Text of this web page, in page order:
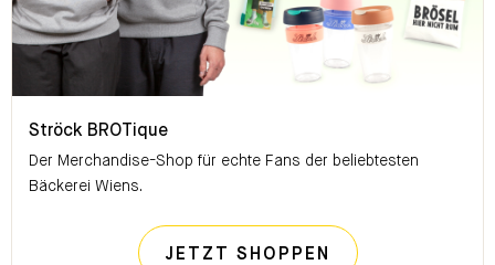
Ströck BROTique
Der Merchandise-Shop für echte Fans der beliebtesten
Bäckerei Wiens.
JETZT SHOPPEN STRÖCK